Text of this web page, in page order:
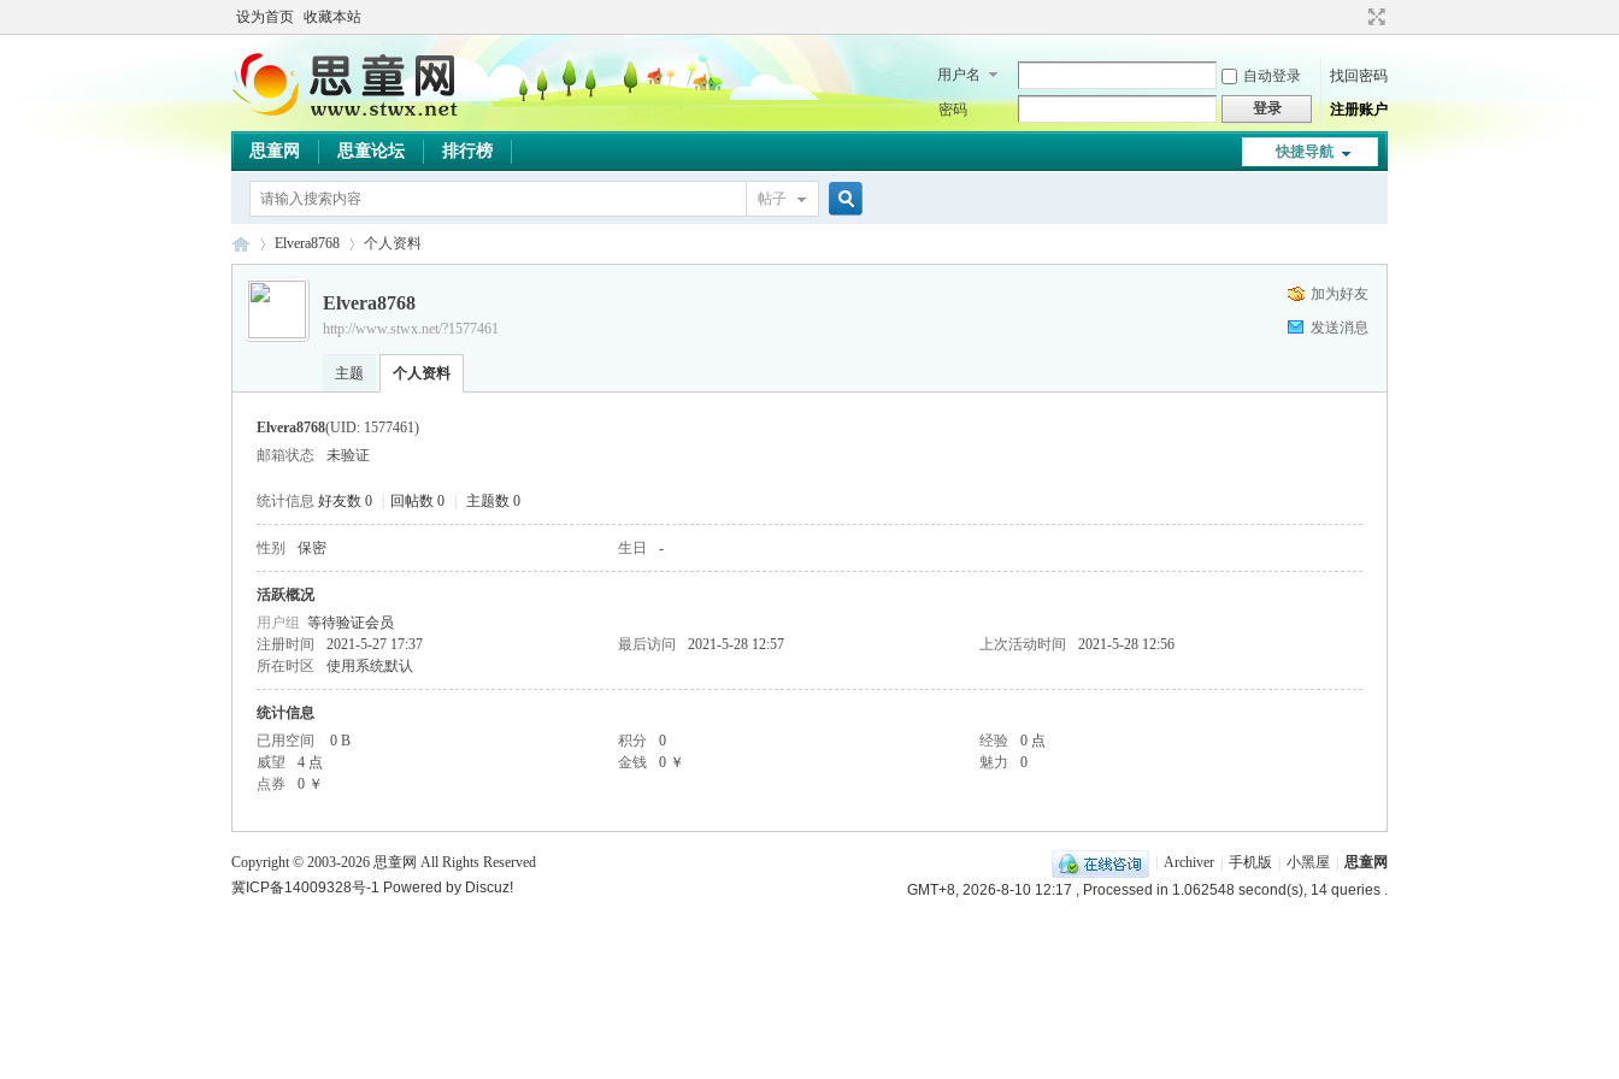
设为首页 收藏本站
用户名 自动登录
找回密码
密码
登录 注册账户
快捷导航
思童网 思童论坛 排行榜
帖子
论
›
Elvera8768 个人资料
加为好友
发送消息
Elvera8768
http://www.stwx.net/?1577461
主题 个人资料
Elvera8768(UID: 1577461)
邮箱状态
未验证
统计信息 好友数 0 回帖数 0 主题数 0
性别 保密 生日 -
活跃概况
用户组 等待验证会员
注册时间
2021-5-27 17:37 最后访问 2021-5-28 12:57 上次活动时间
2021-5-28 12:56
所在时区
使用系统默认
统计信息
已用空间
0 B 积分 0 经验
0 点
威望
4 点 金钱 0 ￥ 魅力
0
点券
0 ￥
Archiver 手机版 小黑屋
思童网
GMT+8, 2026-8-10 12:17 , Processed in 1.062548 second(s), 14 queries .
Copyright © 2003-2026 思童网 All Rights Reserved
冀ICP备14009328号-1 Powered by Discuz!